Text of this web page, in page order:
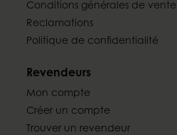
Conditions générales de vente
Reclamations
Politique de confidentialité
Revendeurs
Mon compte
Créer un compte
Trouver un revendeur